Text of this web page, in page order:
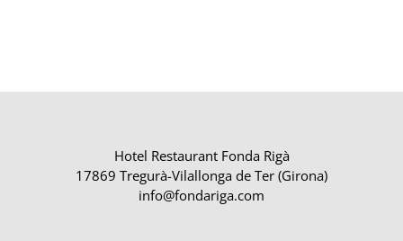
Hotel Restaurant Fonda Rigà
17869 Tregurà-Vilallonga de Ter (Girona)
info@fondariga.com